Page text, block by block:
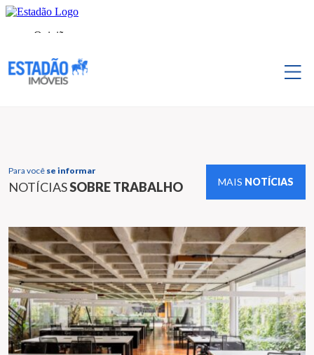
Para você se informar
NOTÍCIASSOBRE TRABALHO MAIS NOTÍCIAS